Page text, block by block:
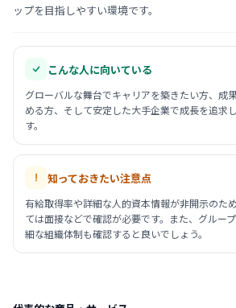
ップを目指しやすい環境です。
こんな人に向いている
グローバルな舞台でキャリアを築きたい方、成
める方、そして安定した大手企業で成長を追求
す。
知っておきたい注意点
有給取得率や詳細な人的資本情報が非開示のた
ては面接などで確認が必要です。また、グルー
細な組織体制も確認すると良いでしょう。